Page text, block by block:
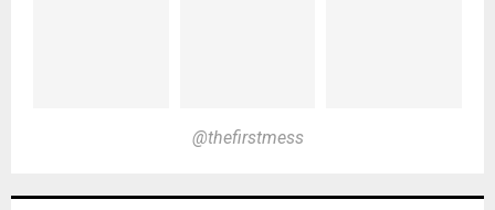
@thefirstmess